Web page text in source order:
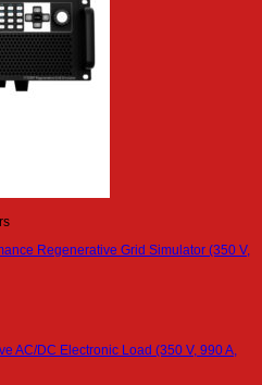
Regenerative Grid Simulator (350 V,
AC/DC Electronic Load (350 V, 990 A,